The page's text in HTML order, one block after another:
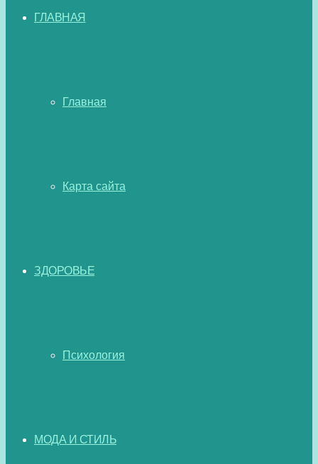
ГЛАВНАЯ
Главная
Карта сайта
ЗДОРОВЬЕ
Психология
МОДА И СТИЛЬ